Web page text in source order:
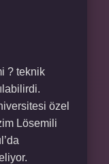
? teknik
özel
Lösemili